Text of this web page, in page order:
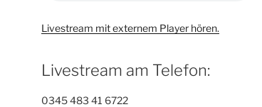
Livestream mit externem Player hören.
Livestream am Telefon:
0345 483 41 6722